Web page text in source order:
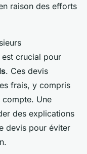
raison des efforts
crucial pour
. Ces devis
frais, y compris
Une
des explications
devis pour éviter